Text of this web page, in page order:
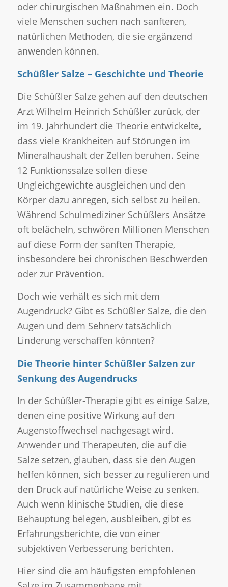
oder chirurgischen Maßnahmen ein. Doch
viele Menschen suchen nach sanfteren,
natürlichen Methoden, die sie ergänzend
anwenden können.
Schüßler Salze – Geschichte und Theorie
Die Schüßler Salze gehen auf den deutschen
Arzt Wilhelm Heinrich Schüßler zurück, der
im 19. Jahrhundert die Theorie entwickelte,
dass viele Krankheiten auf Störungen im
Mineralhaushalt der Zellen beruhen. Seine
12 Funktionssalze sollen diese
Ungleichgewichte ausgleichen und den
Körper dazu anregen, sich selbst zu heilen.
Während Schulmediziner Schüßlers Ansätze
oft belächeln, schwören Millionen Menschen
auf diese Form der sanften Therapie,
insbesondere bei chronischen Beschwerden
oder zur Prävention.
Doch wie verhält es sich mit dem
Augendruck? Gibt es Schüßler Salze, die den
Augen und dem Sehnerv tatsächlich
Linderung verschaffen könnten?
Die Theorie hinter Schüßler Salzen zur
Senkung des Augendrucks
In der Schüßler-Therapie gibt es einige Salze,
denen eine positive Wirkung auf den
Augenstoffwechsel nachgesagt wird.
Anwender und Therapeuten, die auf die
Salze setzen, glauben, dass sie den Augen
helfen können, sich besser zu regulieren und
den Druck auf natürliche Weise zu senken.
Auch wenn klinische Studien, die diese
Behauptung belegen, ausbleiben, gibt es
Erfahrungsberichte, die von einer
subjektiven Verbesserung berichten.
Hier sind die am häufigsten empfohlenen